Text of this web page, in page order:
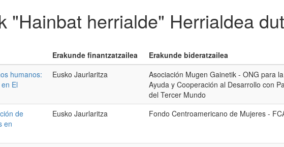
"Hainbat herrialde" Herrialdea
Erakunde finantzatzailea Erakunde bideratzailea
humanos:
El
Eusko Jaurlaritza
Asociación Mugen Gainetik - ONG para la
Ayuda y Cooperación al Desarrollo con
del Tercer Mundo
de
en
Eusko Jaurlaritza Fondo Centroamericano de Mujeres -